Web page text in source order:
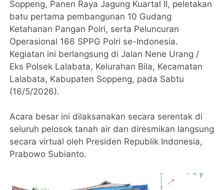
Soppeng, Panen Raya Jagung Kuartal II, peletakan
batu pertama pembangunan 10 Gudang
Ketahanan Pangan Polri, serta Peluncuran
Operasional 166 SPPG Polri se-Indonesia.
Kegiatan ini berlangsung di Jalan Nene Urang /
Eks Polsek Lalabata, Kelurahan Bila, Kecamatan
Lalabata, Kabupaten Soppeng, pada Sabtu
(16/5/2026).
Acara besar ini dilaksanakan secara serentak di
seluruh pelosok tanah air dan diresmikan langsung
secara virtual oleh Presiden Republik Indonesia,
Prabowo Subianto.